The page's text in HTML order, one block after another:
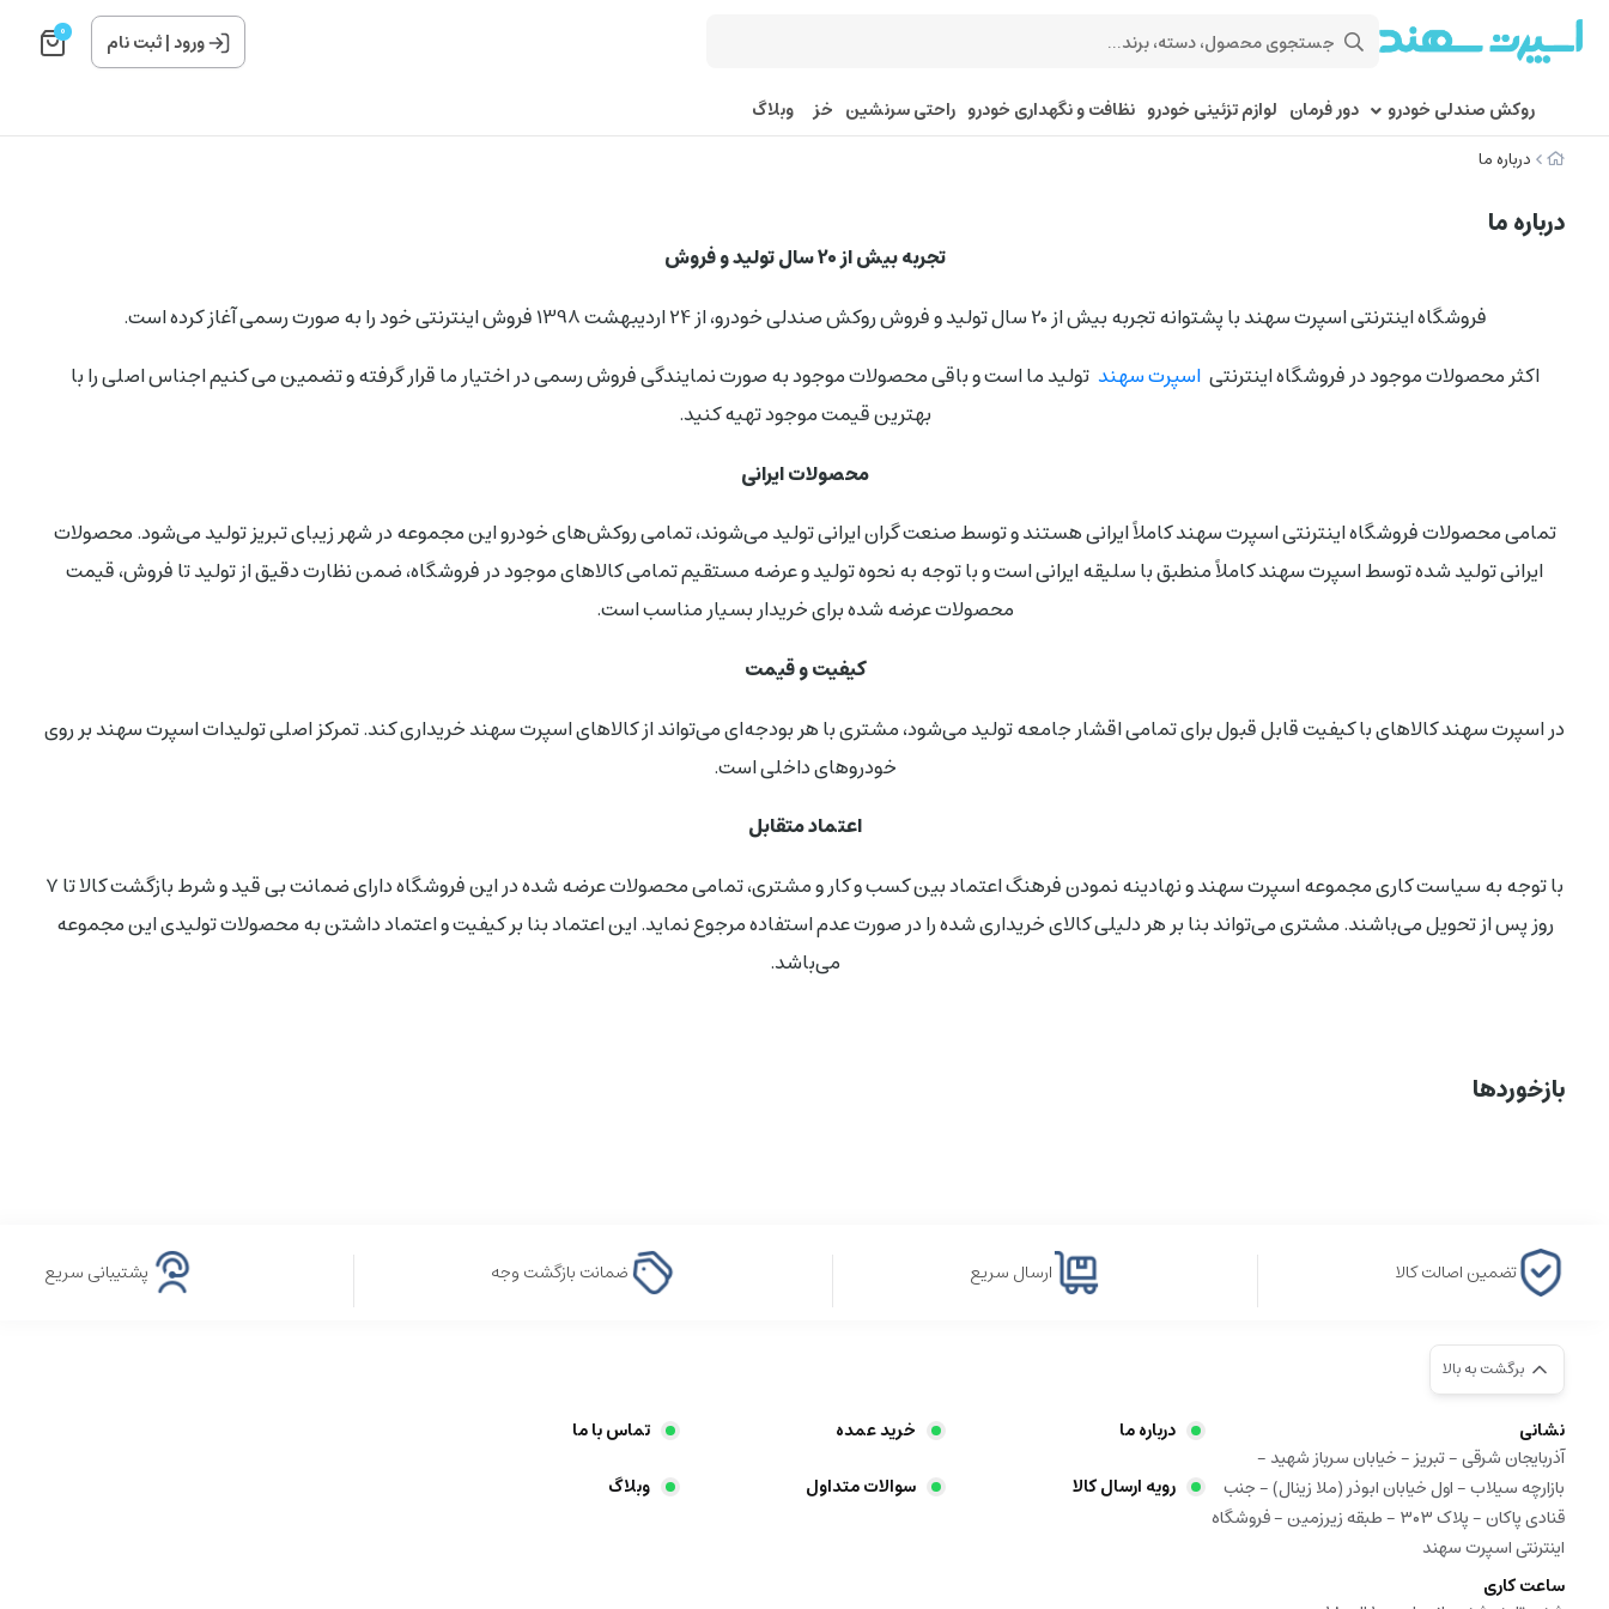
ورود|ثبت نام 0
روکش صندلی خودرو دور فرمان لوازم تزئینی خودرو نظافت و نگهداری خودرو راحتی سرنشین خز وبلاگ
درباره ما
درباره ما
تجربه بیش از 20 سال تولید و فروش
فروشگاه اینترنتی اسپرت سهند با پشتوانه تجربه بیش از 20 سال تولید و فروش روکش صندلی خودرو، از 24 اردیبهشت 1398 فروش اینترنتی خود را به صورت رسمی آغاز کرده است.
اکثر محصولات موجود در فروشگاه اینترنتیاسپرت سهند تولید ما است و باقی محصولات موجود به صورت نمایندگی فروش رسمی در اختیار ما قرار گرفته و تضمین می کنیم اجناس اصلی را با
بهترین قیمت موجود تهیه کنید.
محصولات ایرانی
تمامی محصولات فروشگاه اینترنتی اسپرت سهند کاملاً ایرانی هستند و توسط صنعت گران ایرانی تولید می‌شوند، تمامی روکش‌های خودرو این مجموعه در شهر زیبای تبریز تولید می‌شود. محصولات
ایرانی تولید شده توسط اسپرت سهند کاملاً منطبق با سلیقه ایرانی است و با توجه به نحوه تولید و عرضه مستقیم تمامی کالاهای موجود در فروشگاه، ضمن نظارت دقیق از تولید تا فروش، قیمت
محصولات عرضه شده برای خریدار بسیار مناسب است.
کیفیت و قیمت
در اسپرت سهند کالاهای با کیفیت قابل قبول برای تمامی اقشار جامعه تولید می‌شود، مشتری با هر بودجه‌ای می‌تواند از کالاهای اسپرت سهند خریداری کند. تمرکز اصلی تولیدات اسپرت سهند بر روی
خودروهای داخلی است.
اعتماد متقابل
با توجه به سیاست کاری مجموعه اسپرت سهند و نهادینه نمودن فرهنگ اعتماد بین کسب و کار و مشتری، تمامی محصولات عرضه شده در این فروشگاه دارای ضمانت بی قید و شرط بازگشت کالا تا 7
روز پس از تحویل می‌باشند. مشتری می‌تواند بنا بر هر دلیلی کالای خریداری شده را در صورت عدم استفاده مرجوع نماید. این اعتماد بنا بر کیفیت و اعتماد داشتن به محصولات تولیدی این مجموعه
می‌باشد.
بازخوردها
تضمین اصالت کالا ارسال سریع ضمانت بازگشت وجه پشتیبانی سریع
برگشت به بالا
نشانی
آذربایجان شرقی - تبریز - خیابان سرباز شهید -
بازارچه سیلاب - اول خیابان ابوذر (ملا زینال) - جنب
قنادی پاکان - پلاک ۳۰۳ - طبقه زیرزمین - فروشگاه
اینترنتی اسپرت سهند
ساعت کاری
درباره ما خرید عمده
تماس با ما
رویه ارسال کالا
سوالات متداول وبلاگ